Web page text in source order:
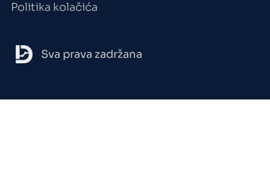
Politika kolačića
Sva prava zadržana